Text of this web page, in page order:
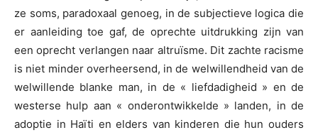
ze soms, paradoxaal genoeg, in de subjectieve logica die
er aanleiding toe gaf, de oprechte uitdrukking zijn van
een oprecht verlangen naar altruïsme. Dit zachte racisme
is niet minder overheersend, in de welwillendheid van de
welwillende blanke man, in de « liefdadigheid » en de
westerse hulp aan « onderontwikkelde » landen, in de
adoptie in Haïti en elders van kinderen die hun ouders